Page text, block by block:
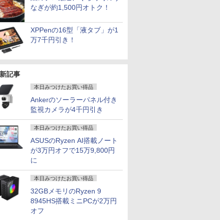
なぎが約1,500円オトク！
XPPenの16型「液タブ」が1
万7千円引き！
記事
本日みつけたお買い得品
Ankerのソーラーパネル付き
監視カメラが4千円引き
本日みつけたお買い得品
ASUSのRyzen AI搭載ノート
が3万円オフで15万9,800円
に
本日みつけたお買い得品
32GBメモリのRyzen 9
8945HS搭載ミニPCが2万円
オフ